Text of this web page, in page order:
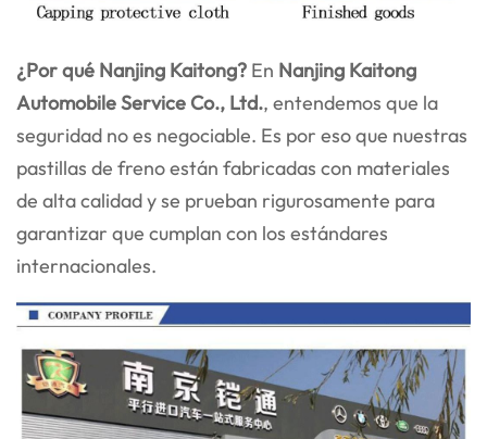
¿Por qué Nanjing Kaitong? En Nanjing Kaitong
Automobile Service Co., Ltd., entendemos que la
seguridad no es negociable. Es por eso que nuestras
pastillas de freno están fabricadas con materiales
de alta calidad y se prueban rigurosamente para
garantizar que cumplan con los estándares
internacionales.